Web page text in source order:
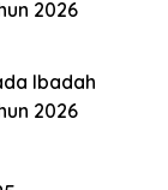
2026
Ibadah
2026